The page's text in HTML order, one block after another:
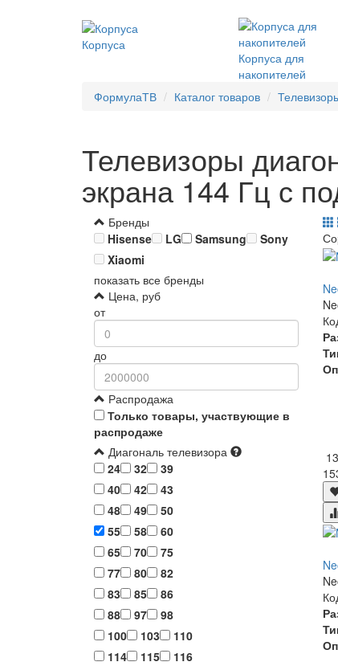
Корпуса
Корпуса для
накопителей
ФормулаТВ Каталог товаров
Телевизоры
экрана 144 Гц с
Бренды
Hisense
LG Samsung
Sony
Xiaomi
показать все бренды
Цена, руб
от
до
Распродажа
Только товары, участвующие в
распродаже
Диагональ телевизора
24
32
39
40
42
43
48
49
50
55
58
60
65
70
75
77
80
82
83
85
86
88
97
98
100
103
110
114
115
116